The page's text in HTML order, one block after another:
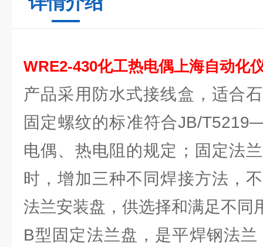
WRE2-430化工热电偶上海自动化
产品采用防水式接线盒，适合
固定螺纹的标准符合JB/
电偶、热电阻的规定；固定法
时，增加三种不同焊接方法，
法兰安装盘，供选择和满足不同
B型固定法兰盘，是平焊钢法